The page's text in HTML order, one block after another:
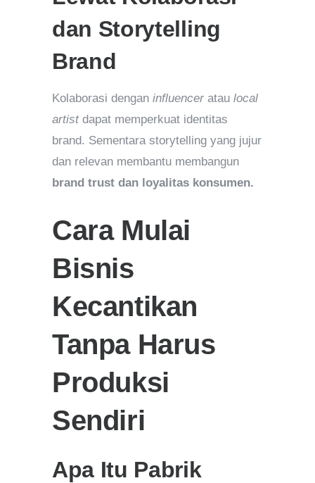
dan Storytelling
Brand
Kolaborasi dengan influencer atau local
artistdapat memperkuat identitas
brand. Sementara storytelling yang jujur
dan relevan membantu membangun
brand trust dan loyalitas konsumen.
Cara Mulai
Bisnis
Kecantikan
Tanpa Harus
Produksi
Sendiri
Apa Itu Pabrik